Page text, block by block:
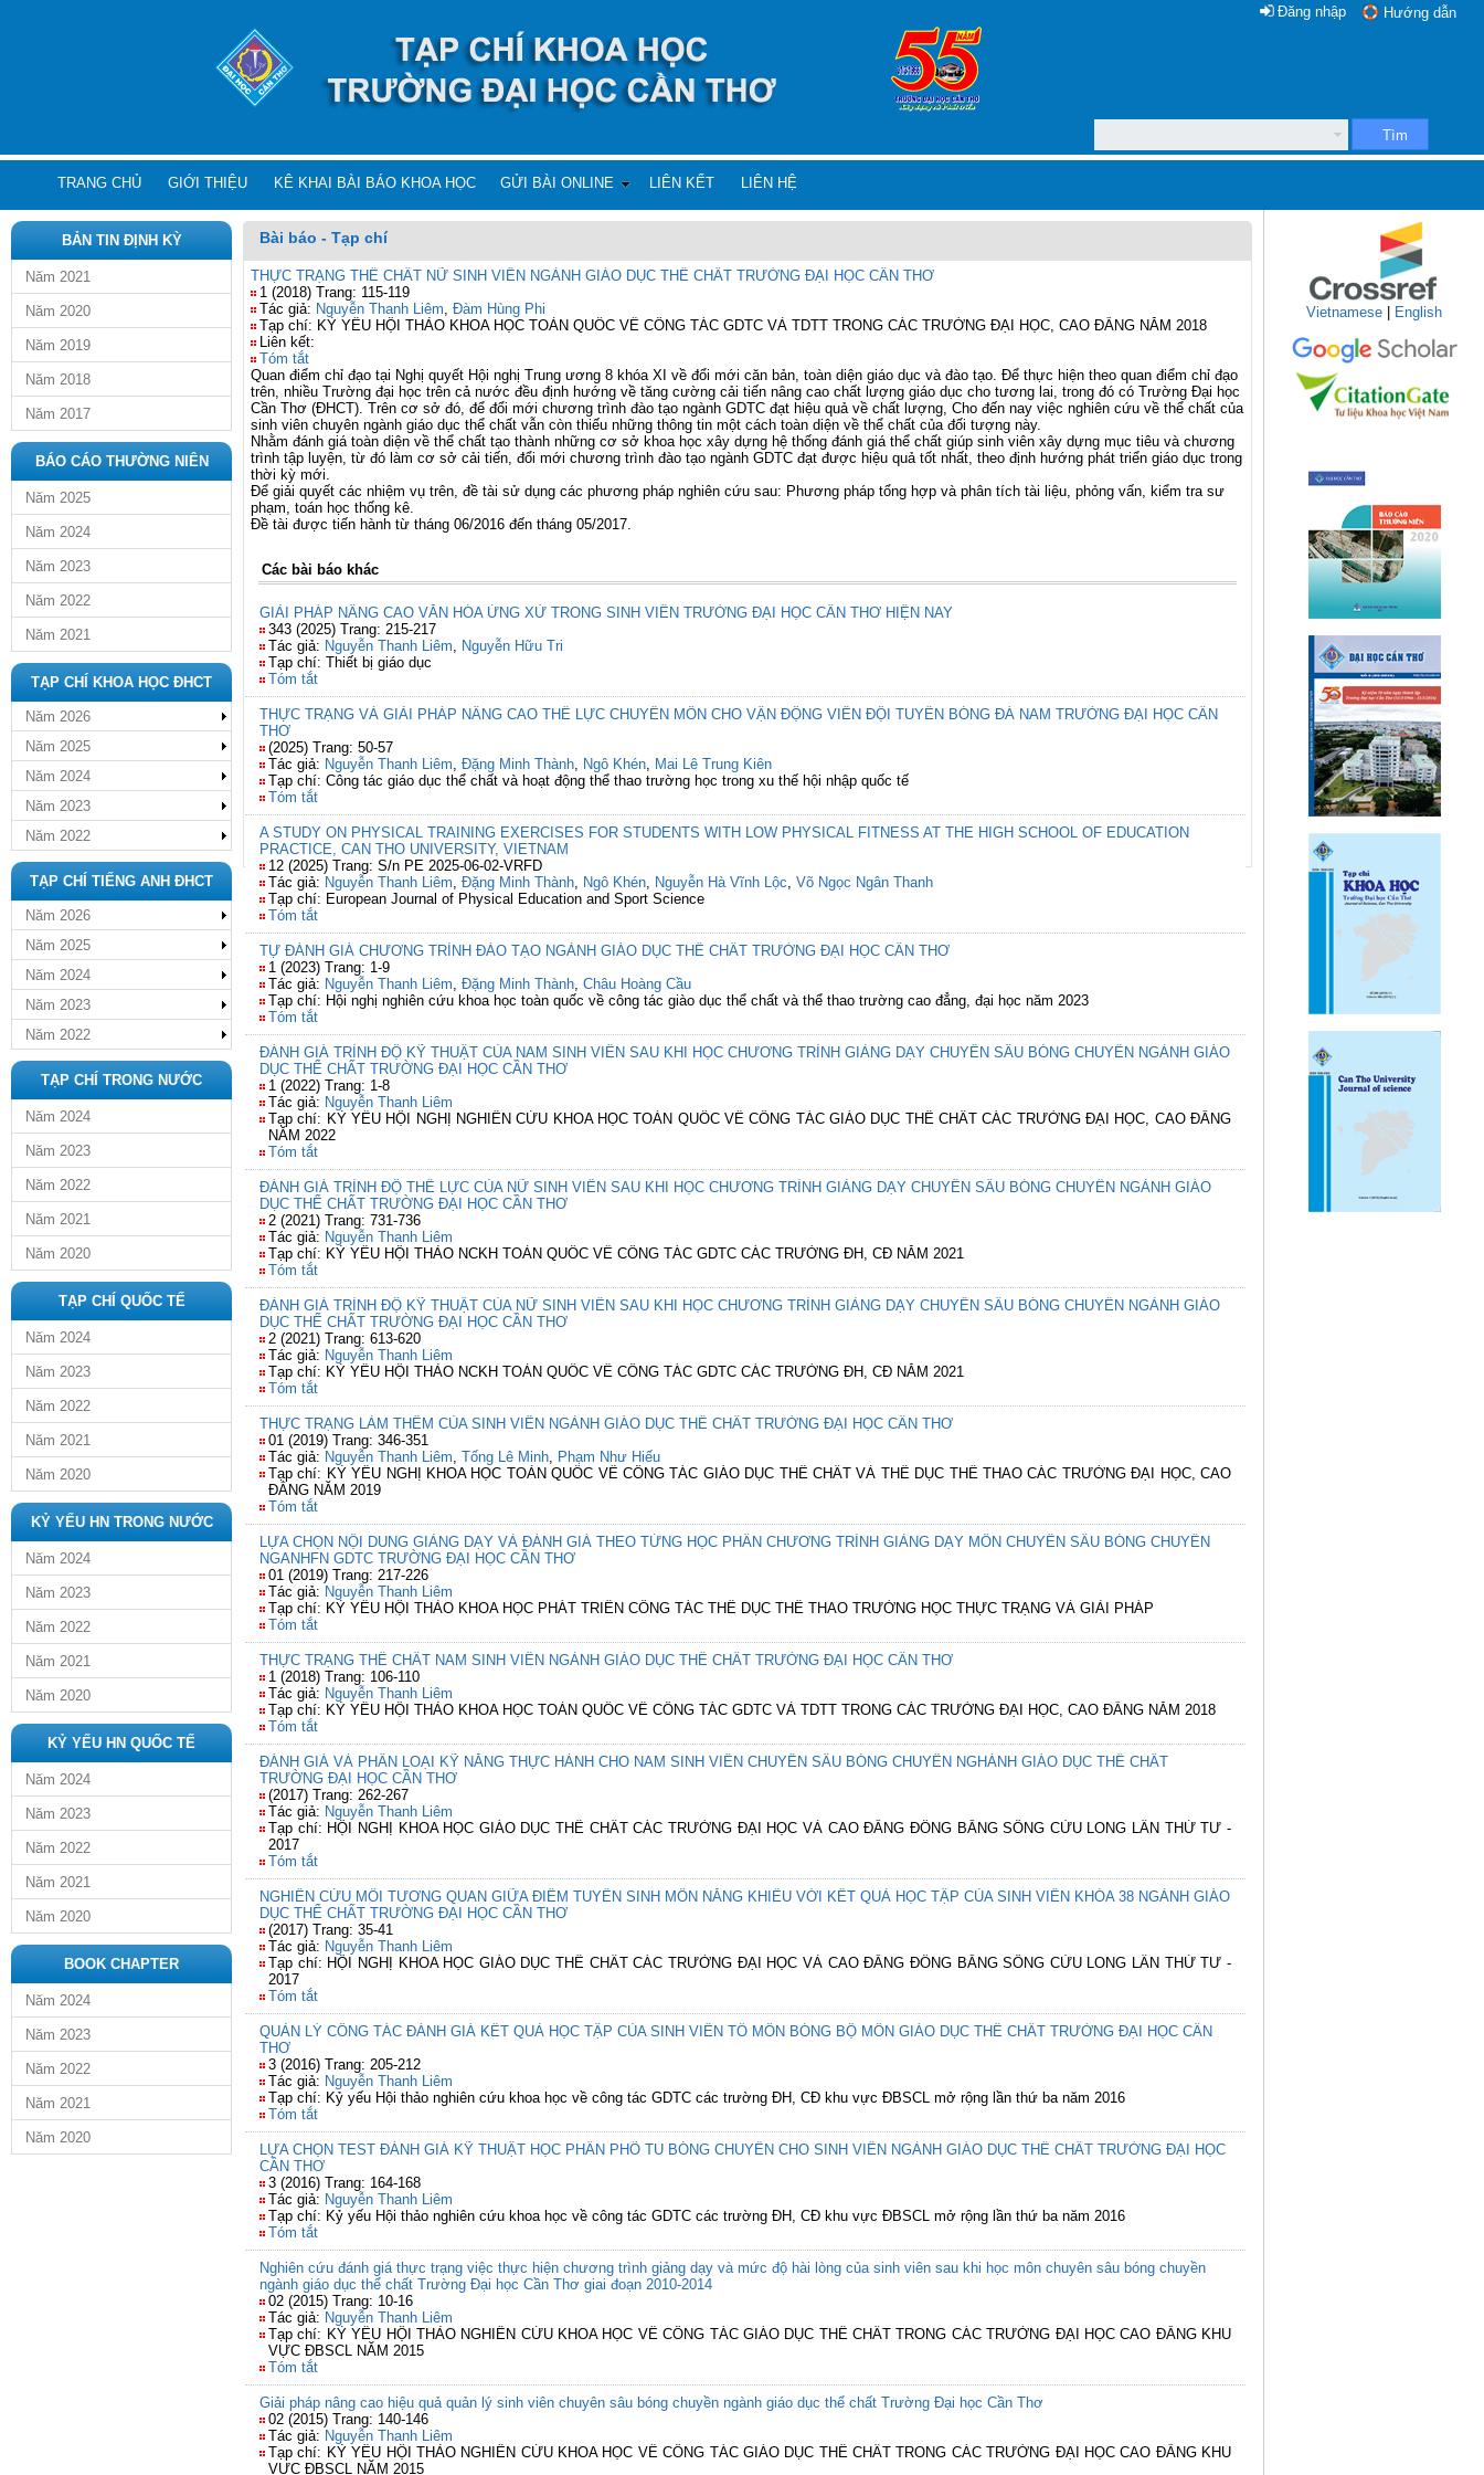
Hướng dẫn
Đăng nhập
Tìm
TRANG CHỦ GIỚI THIỆU KÊ KHAI BÀI BÁO KHOA HỌC GỬI BÀI ONLINE LIÊN KẾT LIÊN HỆ
BẢN TIN ĐỊNH KỲ
Năm 2021
Năm 2020
Năm 2019
Năm 2018
Năm 2017
BÁO CÁO THƯỜNG NIÊN
Năm 2025
Năm 2024
Năm 2023
Năm 2022
Năm 2021
TẠP CHÍ KHOA HỌC ĐHCT
Năm 2026
Năm 2025
Năm 2024
Năm 2023
Năm 2022
TẠP CHÍ TIẾNG ANH ĐHCT
Năm 2026
Năm 2025
Năm 2024
Năm 2023
Năm 2022
TẠP CHÍ TRONG NƯỚC
Năm 2024
Năm 2023
Năm 2022
Năm 2021
Năm 2020
TẠP CHÍ QUỐC TẾ
Năm 2024
Năm 2023
Năm 2022
Năm 2021
Năm 2020
KỶ YẾU HN TRONG NƯỚC
Năm 2024
Năm 2023
Năm 2022
Năm 2021
Năm 2020
KỶ YẾU HN QUỐC TẾ
Năm 2024
Năm 2023
Năm 2022
Năm 2021
Năm 2020
BOOK CHAPTER
Năm 2024
Năm 2023
Năm 2022
Năm 2021
Năm 2020
Bài báo - Tạp chí
THỰC TRẠNG THỂ CHẤT NỮ SINH VIÊN NGÀNH GIÁO DỤC THỂ CHẤT TRƯỜNG ĐẠI HỌC CẦN THƠ
1 (2018) Trang: 115-119
Tác giả: Nguyễn Thanh Liêm, Đàm Hùng Phi
Tạp chí: KỶ YẾU HỘI THẢO KHOA HỌC TOÀN QUỐC VỀ CÔNG TÁC GDTC VÀ TDTT TRONG CÁC TRƯỜNG ĐẠI HỌC, CAO ĐẲNG NĂM 2018
Liên kết:
Tóm tắt
Quan điểm chỉ đạo tại Nghị quyết Hội nghị Trung ương 8 khóa XI về đổi mới căn bản, toàn diện giáo dục và đào tạo. Để thực hiện theo quan điểm chỉ đạo
trên, nhiều Trường đại học trên cả nước đều định hướng về tăng cường cải tiến nâng cao chất lượng giáo dục cho tương lai, trong đó có Trường Đại học
Cần Thơ (ĐHCT). Trên cơ sở đó, để đổi mới chương trình đào tạo ngành GDTC đạt hiệu quả về chất lượng, Cho đến nay việc nghiên cứu về thể chất của
sinh viên chuyên ngành giáo dục thể chất vẫn còn thiếu những thông tin một cách toàn diện về thể chất của đối tượng này.
Nhằm đánh giá toàn diện về thể chất tạo thành những cơ sở khoa học xây dựng hệ thống đánh giá thể chất giúp sinh viên xây dựng mục tiêu và chương
trình tập luyện, từ đó làm cơ sở cải tiến, đổi mới chương trình đào tạo ngành GDTC đạt được hiệu quả tốt nhất, theo định hướng phát triển giáo dục trong
thời kỳ mới.
Để giải quyết các nhiệm vụ trên, đề tài sử dụng các phương pháp nghiên cứu sau: Phương pháp tổng hợp và phân tích tài liệu, phỏng vấn, kiểm tra sư
phạm, toán học thống kê.
Đề tài được tiến hành từ tháng 06/2016 đến tháng 05/2017.
Các bài báo khác
GIẢI PHÁP NÂNG CAO VĂN HÓA ỨNG XỬ TRONG SINH VIÊN TRƯỜNG ĐẠI HỌC CẦN THƠ HIỆN NAY
343 (2025) Trang: 215-217
Tác giả: Nguyễn Thanh Liêm, Nguyễn Hữu Tri
Tạp chí: Thiết bị giáo dục
Tóm tắt
THỰC TRẠNG VÀ GIẢI PHÁP NÂNG CAO THỂ LỰC CHUYÊN MÔN CHO VẬN ĐỘNG VIÊN ĐỘI TUYỂN BÓNG ĐÁ NAM TRƯỜNG ĐẠI HỌC CẦN
THƠ
(2025) Trang: 50-57
Tác giả: Nguyễn Thanh Liêm, Đặng Minh Thành, Ngô Khén, Mai Lê Trung Kiên
Tạp chí: Công tác giáo dục thể chất và hoạt động thể thao trường học trong xu thế hội nhập quốc tế
Tóm tắt
A STUDY ON PHYSICAL TRAINING EXERCISES FOR STUDENTS WITH LOW PHYSICAL FITNESS AT THE HIGH SCHOOL OF EDUCATION
PRACTICE, CAN THO UNIVERSITY, VIETNAM
12 (2025) Trang: S/n PE 2025-06-02-VRFD
Tác giả: Nguyễn Thanh Liêm, Đặng Minh Thành, Ngô Khén, Nguyễn Hà Vĩnh Lộc, Võ Ngọc Ngân Thanh
Tạp chí: European Journal of Physical Education and Sport Science
Tóm tắt
TỰ ĐÁNH GIÁ CHƯƠNG TRÌNH ĐÀO TẠO NGÀNH GIÁO DỤC THỂ CHẤT TRƯỜNG ĐẠI HỌC CẦN THƠ
1 (2023) Trang: 1-9
Tác giả: Nguyễn Thanh Liêm, Đặng Minh Thành, Châu Hoàng Cầu
Tạp chí: Hội nghị nghiên cứu khoa học toàn quốc về công tác giào dục thể chất và thể thao trường cao đẳng, đại học năm 2023
Tóm tắt
ĐÁNH GIÁ TRÌNH ĐỘ KỸ THUẬT CỦA NAM SINH VIÊN SAU KHI HỌC CHƯƠNG TRÌNH GIẢNG DẠY CHUYÊN SÂU BÓNG CHUYỀN NGÀNH GIÁO
DỤC THỂ CHẤT TRƯỜNG ĐẠI HỌC CẦN THƠ
1 (2022) Trang: 1-8
Tác giả: Nguyễn Thanh Liêm
Tạp chí: KỶ YẾU HỘI NGHỊ NGHIÊN CỨU KHOA HỌC TOÀN QUỐC VỀ CÔNG TÁC GIÁO DỤC THỂ CHẤT CÁC TRƯỜNG ĐẠI HỌC, CAO ĐẲNG
NĂM 2022
Tóm tắt
ĐÁNH GIÁ TRÌNH ĐỘ THỂ LỰC CỦA NỮ SINH VIÊN SAU KHI HỌC CHƯƠNG TRÌNH GIẢNG DẠY CHUYÊN SÂU BÓNG CHUYỀN NGÀNH GIÁO
DỤC THỂ CHẤT TRƯỜNG ĐẠI HỌC CẦN THƠ
2 (2021) Trang: 731-736
Tác giả: Nguyễn Thanh Liêm
Tạp chí: KỶ YẾU HỘI THẢO NCKH TOÀN QUỐC VỀ CÔNG TÁC GDTC CÁC TRƯỜNG ĐH, CĐ NĂM 2021
Tóm tắt
ĐÁNH GIÁ TRÌNH ĐỘ KỸ THUẬT CỦA NỮ SINH VIÊN SAU KHI HỌC CHƯƠNG TRÌNH GIẢNG DẠY CHUYÊN SÂU BÓNG CHUYỀN NGÀNH GIÁO
DỤC THỂ CHẤT TRƯỜNG ĐẠI HỌC CẦN THƠ
2 (2021) Trang: 613-620
Tác giả: Nguyễn Thanh Liêm
Tạp chí: KỶ YẾU HỘI THẢO NCKH TOÀN QUỐC VỀ CÔNG TÁC GDTC CÁC TRƯỜNG ĐH, CĐ NĂM 2021
Tóm tắt
THỰC TRẠNG LÀM THÊM CỦA SINH VIÊN NGÀNH GIÁO DỤC THỂ CHÂT TRƯỜNG ĐẠI HỌC CẦN THƠ
01 (2019) Trang: 346-351
Tác giả: Nguyễn Thanh Liêm, Tống Lê Minh, Phạm Như Hiếu
Tạp chí: KỶ YẾU NGHỊ KHOA HỌC TOÀN QUỐC VỀ CÔNG TÁC GIÁO DỤC THỂ CHẤT VÀ THỂ DỤC THỂ THAO CÁC TRƯỜNG ĐẠI HỌC, CAO
ĐẲNG NĂM 2019
Tóm tắt
LỰA CHỌN NỘI DUNG GIẢNG DẠY VÀ ĐÁNH GIÁ THEO TỪNG HỌC PHẦN CHƯƠNG TRÌNH GIẢNG DẠY MÔN CHUYÊN SÂU BÓNG CHUYỀN
NGANHFN GDTC TRƯỜNG ĐẠI HỌC CẦN THƠ
01 (2019) Trang: 217-226
Tác giả: Nguyễn Thanh Liêm
Tạp chí: KỶ YẾU HỘI THẢO KHOA HỌC PHÁT TRIỂN CÔNG TÁC THỂ DỤC THỂ THAO TRƯỜNG HỌC THỰC TRẠNG VÀ GIẢI PHÁP
Tóm tắt
THỰC TRẠNG THỂ CHẤT NAM SINH VIÊN NGÀNH GIÁO DỤC THỂ CHẤT TRƯỜNG ĐẠI HỌC CẦN THƠ
1 (2018) Trang: 106-110
Tác giả: Nguyễn Thanh Liêm
Tạp chí: KỶ YẾU HỘI THẢO KHOA HỌC TOÀN QUỐC VỀ CÔNG TÁC GDTC VÀ TDTT TRONG CÁC TRƯỜNG ĐẠI HỌC, CAO ĐẲNG NĂM 2018
Tóm tắt
ĐÁNH GIÁ VÀ PHÂN LOẠI KỸ NĂNG THỰC HÀNH CHO NAM SINH VIÊN CHUYÊN SÂU BÓNG CHUYỀN NGHÀNH GIÁO DỤC THỂ CHẤT
TRƯỜNG ĐẠI HỌC CẦN THƠ
(2017) Trang: 262-267
Tác giả: Nguyễn Thanh Liêm
Tạp chí: HỘI NGHỊ KHOA HỌC GIÁO DỤC THỂ CHẤT CÁC TRƯỜNG ĐẠI HỌC VÀ CAO ĐẲNG ĐỒNG BẰNG SÔNG CỬU LONG LẦN THỨ TƯ -
2017
Tóm tắt
NGHIÊN CỨU MỐI TƯƠNG QUAN GIỮA ĐIỂM TUYỂN SINH MÔN NĂNG KHIẾU VỚI KẾT QUẢ HỌC TẬP CỦA SINH VIÊN KHÓA 38 NGÀNH GIÁO
DỤC THỂ CHẤT TRƯỜNG ĐẠI HỌC CẦN THƠ
(2017) Trang: 35-41
Tác giả: Nguyễn Thanh Liêm
Tạp chí: HỘI NGHỊ KHOA HỌC GIÁO DỤC THỂ CHẤT CÁC TRƯỜNG ĐẠI HỌC VÀ CAO ĐẲNG ĐỒNG BẰNG SÔNG CỬU LONG LẦN THỨ TƯ -
2017
Tóm tắt
QUẢN LÝ CÔNG TÁC ĐÁNH GIÁ KẾT QUẢ HỌC TẬP CỦA SINH VIÊN TỔ MÔN BÓNG BỘ MÔN GIÁO DỤC THỂ CHẤT TRƯỜNG ĐẠI HỌC CẦN
THƠ
3 (2016) Trang: 205-212
Tác giả: Nguyễn Thanh Liêm
Tạp chí: Kỷ yếu Hội thảo nghiên cứu khoa học về công tác GDTC các trường ĐH, CĐ khu vực ĐBSCL mở rộng lần thứ ba năm 2016
Tóm tắt
LỰA CHỌN TEST ĐÁNH GIÁ KỸ THUẬT HỌC PHẦN PHỔ TU BÓNG CHUYỀN CHO SINH VIÊN NGÀNH GIÁO DỤC THỂ CHẤT TRƯỜNG ĐẠI HỌC
CẦN THƠ
3 (2016) Trang: 164-168
Tác giả: Nguyễn Thanh Liêm
Tạp chí: Kỷ yếu Hội thảo nghiên cứu khoa học về công tác GDTC các trường ĐH, CĐ khu vực ĐBSCL mở rộng lần thứ ba năm 2016
Tóm tắt
Nghiên cứu đánh giá thực trạng việc thực hiện chương trình giảng dạy và mức độ hài lòng của sinh viên sau khi học môn chuyên sâu bóng chuyền
ngành giáo dục thể chất Trường Đại học Cần Thơ giai đoạn 2010-2014
02 (2015) Trang: 10-16
Tác giả: Nguyễn Thanh Liêm
Tạp chí: KỶ YẾU HỘI THẢO NGHIÊN CỨU KHOA HỌC VỀ CÔNG TÁC GIÁO DỤC THỂ CHẤT TRONG CÁC TRƯỜNG ĐẠI HỌC CAO ĐẲNG KHU
VỰC ĐBSCL NĂM 2015
Tóm tắt
Giải pháp nâng cao hiệu quả quản lý sinh viên chuyên sâu bóng chuyền ngành giáo dục thể chất Trường Đại học Cần Thơ
02 (2015) Trang: 140-146
Tác giả: Nguyễn Thanh Liêm
Tạp chí: KỶ YẾU HỘI THẢO NGHIÊN CỨU KHOA HỌC VỀ CÔNG TÁC GIÁO DỤC THỂ CHẤT TRONG CÁC TRƯỜNG ĐẠI HỌC CAO ĐẲNG KHU
VỰC ĐBSCL NĂM 2015
Vietnamese English